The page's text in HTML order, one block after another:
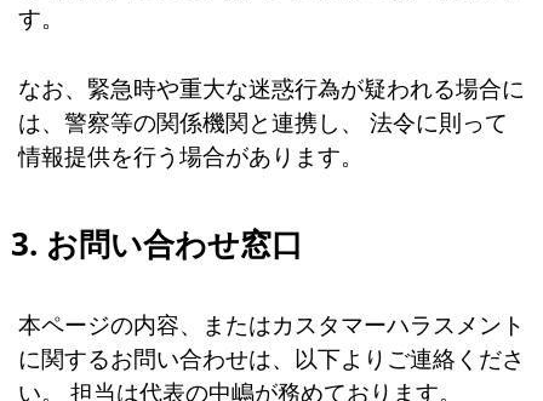
す。
なお、緊急時や重大な迷惑行為が疑われる場合に
は、警察等の関係機関と連携し、 法令に則って
情報提供を行う場合があります。
3. お問い合わせ窓口
本ページの内容、またはカスタマーハラスメント
に関するお問い合わせは、以下よりご連絡くださ
い。 担当は代表の中嶋が務めております。